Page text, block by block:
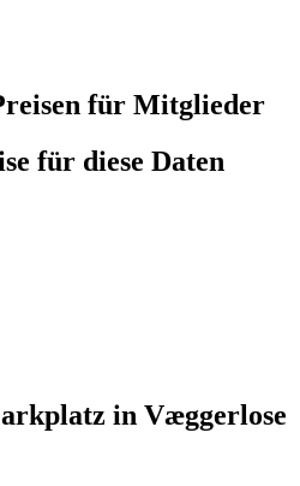
für Mitglieder
für diese Daten
in Væggerlose